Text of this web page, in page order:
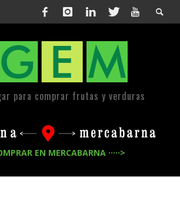
para comprar frutas y verduras
EN MERCABARNA ·····>